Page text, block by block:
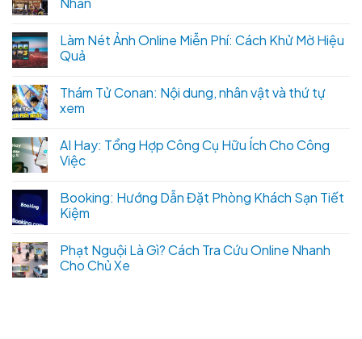
Làm Nét Ảnh Online Miễn Phí: Cách Khử Mờ Hiệu
Quả
Thám Tử Conan: Nội dung, nhân vật và thứ tự
xem
AI Hay: Tổng Hợp Công Cụ Hữu Ích Cho Công
Việc
Booking: Hướng Dẫn Đặt Phòng Khách Sạn Tiết
Kiệm
Phạt Nguội Là Gì? Cách Tra Cứu Online Nhanh
Cho Chủ Xe